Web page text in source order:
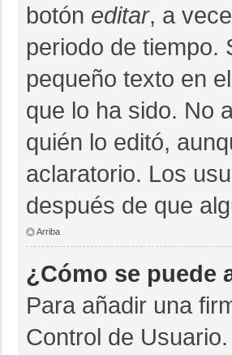
botón editar, a
periodo de tiempo.
pequeño texto en
que lo ha sido. No
quién lo editó,
aclaratorio. Los
después de que
Arriba
¿Cómo se puede
Para añadir una
Control de